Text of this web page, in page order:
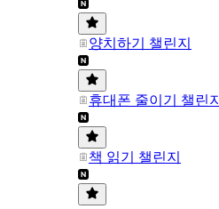
양치하기 챌린지
휴대폰 줄이기 챌린지
책 읽기 챌린지